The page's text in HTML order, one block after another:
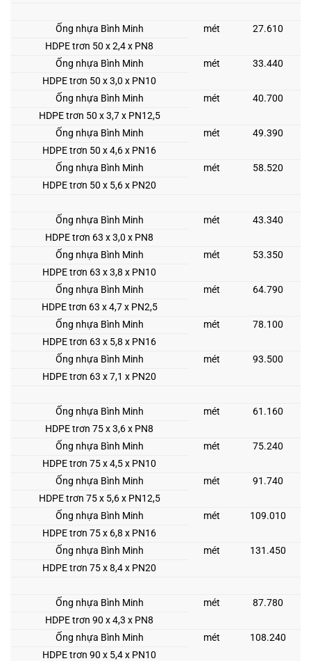
Ống nhựa Bình Minh mét
27.610
HDPE trơn 50 x 2,4 x PN8
Ống nhựa Bình Minh
mét
33.440
HDPE trơn 50 x 3,0 x PN10
Ống nhựa Bình Minh
mét
40.700
HDPE trơn 50 x 3,7 x PN12,5
Ống nhựa Bình Minh
mét
49.390
HDPE trơn 50 x 4,6 x PN16
Ống nhựa Bình Minh
mét
58.520
HDPE trơn 50 x 5,6 x PN20
Ống nhựa Bình Minh mét
43.340
HDPE trơn 63 x 3,0 x PN8
Ống nhựa Bình Minh
mét
53.350
HDPE trơn 63 x 3,8 x PN10
Ống nhựa Bình Minh
mét
64.790
HDPE trơn 63 x 4,7 x PN2,5
Ống nhựa Bình Minh
mét
78.100
HDPE trơn 63 x 5,8 x PN16
Ống nhựa Bình Minh
mét
93.500
HDPE trơn 63 x 7,1 x PN20
Ống nhựa Bình Minh mét
61.160
HDPE trơn 75 x 3,6 x PN8
Ống nhựa Bình Minh
mét
75.240
HDPE trơn 75 x 4,5 x PN10
Ống nhựa Bình Minh
mét
91.740
HDPE trơn 75 x 5,6 x PN12,5
Ống nhựa Bình Minh
mét
109.010
HDPE trơn 75 x 6,8 x PN16
Ống nhựa Bình Minh
mét
131.450
HDPE trơn 75 x 8,4 x PN20
Ống nhựa Bình Minh mét
87.780
HDPE trơn 90 x 4,3 x PN8
Ống nhựa Bình Minh
mét
108.240
HDPE trơn 90 x 5,4 x PN10